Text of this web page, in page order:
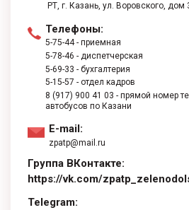
РТ, г. ​Казань, ул. Воровского, дом
Телефоны:
5-75-44- приемная
5-78-46 - диспетчерская
5-69-33 - бухгалтерия
5-15-57 - отдел кадров
8 (917) 900 41 03 - прямой номер
автобусов по Казани
E-mail:
zpatp@mail.ru
Группа ВКонтакте:
https://vk.com/
Telegram: